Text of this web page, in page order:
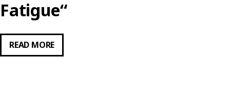
Fatigue“
READ MOREZWISCHEN
MYTHOS